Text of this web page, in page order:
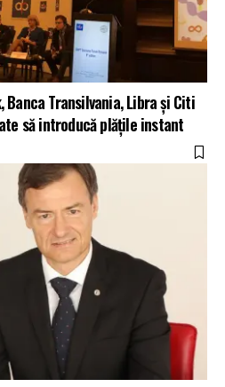
Banca Transilvania, Libra și Citi
să introducă plățile instant